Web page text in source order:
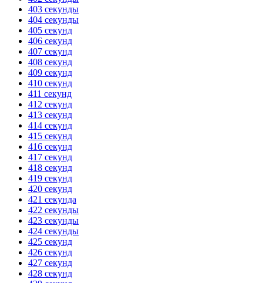
403 секунды
404 секунды
405 секунд
406 секунд
407 секунд
408 секунд
409 секунд
410 секунд
411 секунд
412 секунд
413 секунд
414 секунд
415 секунд
416 секунд
417 секунд
418 секунд
419 секунд
420 секунд
421 секунда
422 секунды
423 секунды
424 секунды
425 секунд
426 секунд
427 секунд
428 секунд